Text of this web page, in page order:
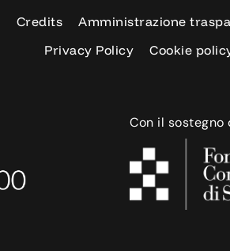
Credits Amministrazione
Privacy Policy
Cookie
Con il sostegno